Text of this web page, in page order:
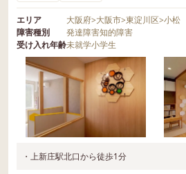
エリア 大阪府>大阪市>東淀川区>小松
障害種別
発達障害知的障害
受け入れ年齢未就学小学生
・上新庄駅北口から徒歩1分